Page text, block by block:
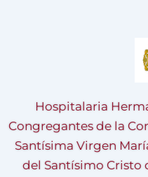
Hospitalaria
Congregantes de la
Santísima Virgen
del Santísimo Cristo